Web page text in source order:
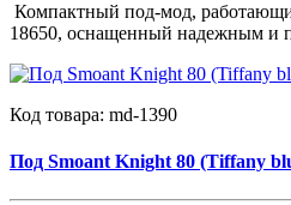
Компактный под-мод,
18650, оснащенный надежным и
Код товара: md-1390
Под Smoant Knight 80 (Tiffany